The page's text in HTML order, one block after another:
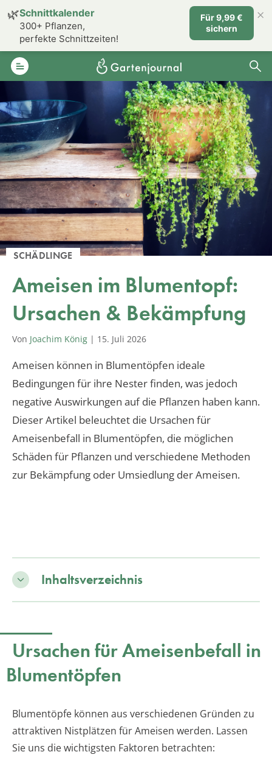
SCHÄDLINGE
Ameisen im Blumentopf:
Ursachen & Bekämpfung
Von Joachim König | 15. Juli 2026
Ameisen können in Blumentöpfen ideale
Bedingungen für ihre Nester finden, was jedoch
negative Auswirkungen auf die Pflanzen haben kann.
Dieser Artikel beleuchtet die Ursachen für
Ameisenbefall in Blumentöpfen, die möglichen
Schäden für Pflanzen und verschiedene Methoden
zur Bekämpfung oder Umsiedlung der Ameisen.
Inhaltsverzeichnis
Ursachen für Ameisenbefall in
Blumentöpfen
Blumentöpfe können aus verschiedenen Gründen zu
attraktiven Nistplätzen für Ameisen werden. Lassen
Sie uns die wichtigsten Faktoren betrachten:
🌿Schnittkalender
300+ Pflanzen,
perfekte Schnittzeiten!
Für 9,99 €
sichern
×